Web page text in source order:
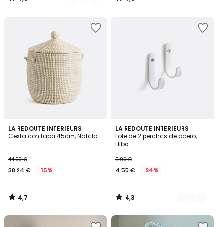
/
/
LA REDOUTE INTERIEURS
Cesta con tapa 45cm, Natala
44.99 €
38.24 € -15%
4,7
/ 5
4,7
/
LA REDOUTE INTERIEURS
Lote de 2 perchas de acero,
Hiba
5.99 €
4.55 € -24%
4,3
/ 5
8
Colores
4,3
/